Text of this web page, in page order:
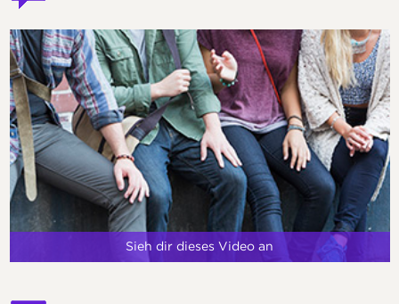
Sieh dir dieses Video an